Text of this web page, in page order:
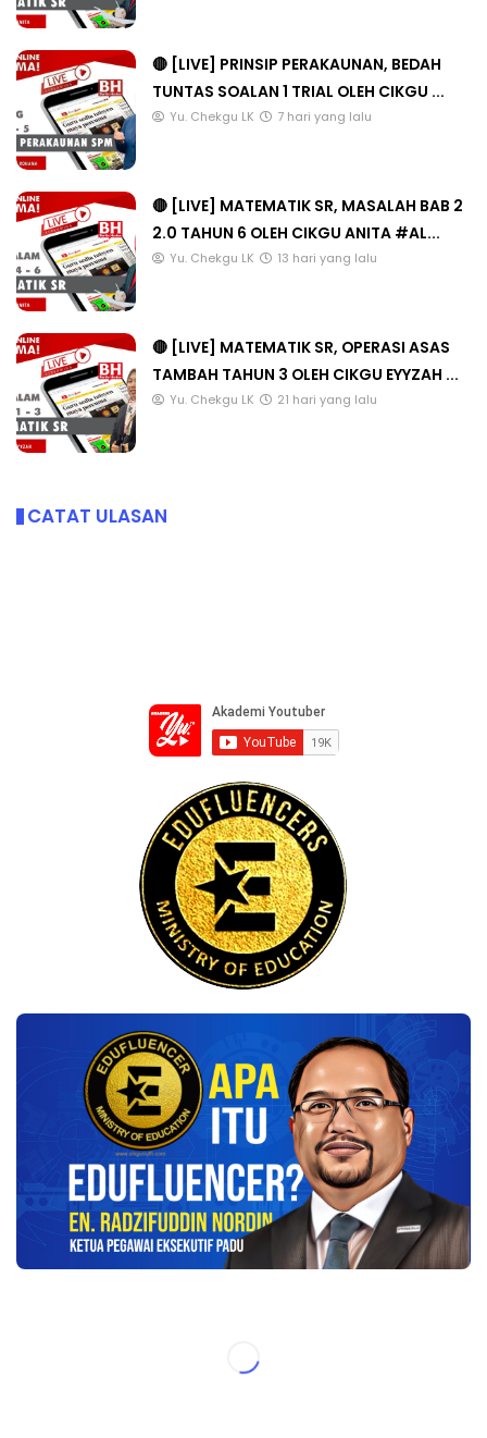
🔴 [LIVE] PRINSIP PERAKAUNAN, BEDAH
TUNTAS SOALAN 1 TRIAL OLEH CIKGU ...
Yu. Chekgu LK 7 hari yang lalu
🔴 [LIVE] MATEMATIK SR, MASALAH BAB 2
2.0 TAHUN 6 OLEH CIKGU ANITA #AL...
Yu. Chekgu LK 13 hari yang lalu
🔴 [LIVE] MATEMATIK SR, OPERASI ASAS
TAMBAH TAHUN 3 OLEH CIKGU EYYZAH ...
Yu. Chekgu LK 21 hari yang lalu
CATAT ULASAN